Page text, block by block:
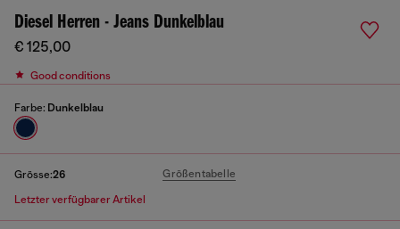
Diesel Herren - Jeans Dunkelblau
€ 125,00
Good conditions
Farbe: Dunkelblau
Grösse:26 Größentabelle
Letzter verfügbarer Artikel